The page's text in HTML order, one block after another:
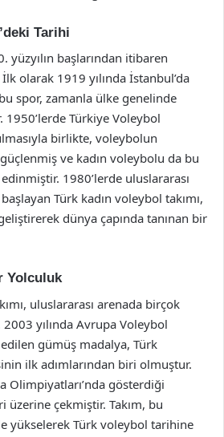
Tarihi
yüzyılın başlarından itibaren
İlk olarak 1919 yılında İstanbul’da
spor, zamanla ülke genelinde
1950’lerde Türkiye Voleybol
birlikte, voleybolun
ve kadın voleybolu da bu
1980’lerde uluslararası
Türk kadın voleybol takımı,
dünya çapında tanınan bir
Yolculuk
uluslararası arenada birçok
2003 yılında Avrupa Voleybol
edilen gümüş madalya, Türk
ilk adımlarından biri olmuştur.
Olimpiyatları’nda gösterdiği
çekmiştir. Takım, bu
yükselerek Türk voleybol tarihine